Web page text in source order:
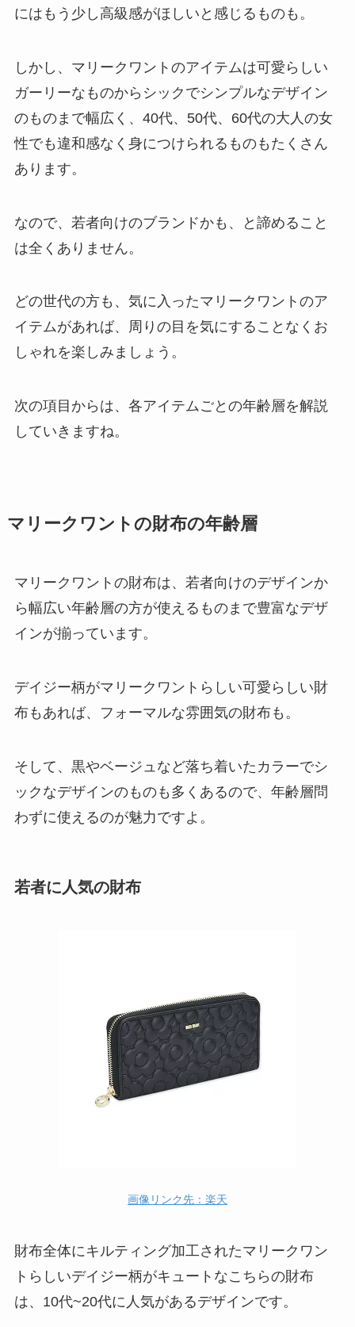
にはもう少し高級感がほしいと感じるものも。
しかし、マリークワントのアイテムは可愛らしい
ガーリーなものからシックでシンプルなデザイン
のものまで幅広く、40代、50代、60代の大人の女
性でも違和感なく身につけられるものもたくさん
あります。
なので、若者向けのブランドかも、と諦めること
は全くありません。
どの世代の方も、気に入ったマリークワントのア
イテムがあれば、周りの目を気にすることなくお
しゃれを楽しみましょう。
次の項目からは、各アイテムごとの年齢層を解説
していきますね。
マリークワントの財布の年齢層
マリークワントの財布は、若者向けのデザインか
ら幅広い年齢層の方が使えるものまで豊富なデザ
インが揃っています。
デイジー柄がマリークワントらしい可愛らしい財
布もあれば、フォーマルな雰囲気の財布も。
そして、黒やベージュなど落ち着いたカラーでシ
ックなデザインのものも多くあるので、年齢層問
わずに使えるのが魅力ですよ。
若者に人気の財布
画像リンク先：楽天
財布全体にキルティング加工されたマリークワン
トらしいデイジー柄がキュートなこちらの財布
は、 10代~20代に人気があるデザインです。